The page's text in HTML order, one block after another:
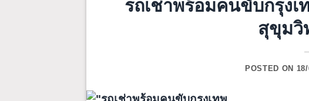
รถเช่าพร้อมคนขับกรุงเ
สุขุมวิ
POSTED ON